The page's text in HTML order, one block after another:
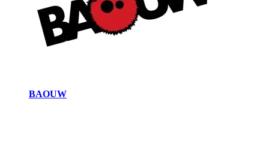
BAOUW